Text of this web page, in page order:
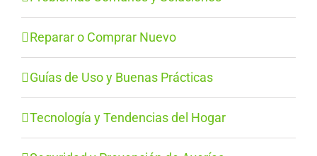
Reparar o Comprar Nuevo
Guías de Uso y Buenas Prácticas
Tecnología y Tendencias del Hogar